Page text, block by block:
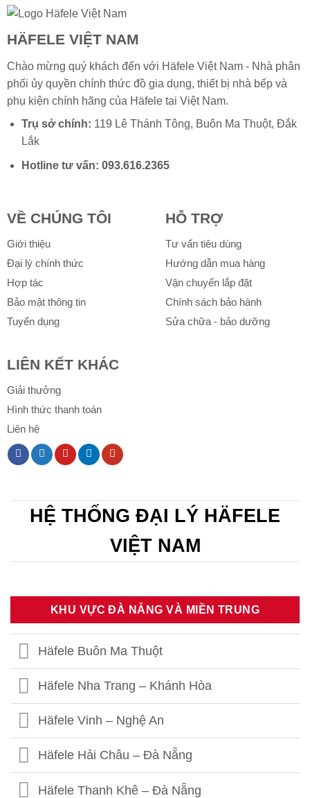
HÄFELE VIỆT NAM
Chào mừng quý khách đến với Häfele Việt Nam - Nhà phân
phối ủy quyền chính thức đồ gia dụng, thiết bị nhà bếp và
phụ kiện chính hãng của Häfeletại Việt Nam.
Trụ sở chính: 119 Lê Thánh Tông, Buôn Ma Thuột, Đắk
Lắk
Hotline tư vấn: 093.616.2365
VỀ CHÚNG TÔI
Giới thiệu
Đại lý chính thức
Hợp tác
Bảo mật thông tin
Tuyển dụng
HỖ TRỢ
Tư vấn tiêu dùng
Hướng dẫn mua hàng
Vận chuyển lắp đặt
Chính sách bảo hành
Sửa chữa - bảo dưỡng
LIÊN KẾT KHÁC
Giải thưởng
Hình thức thanh toán
Liên hệ
HỆ THỐNG ĐẠI LÝ HÄFELE
VIỆT NAM
KHU VỰC ĐÀ NẴNG VÀ MIỀN TRUNG
Häfele Buôn Ma Thuột
Häfele Nha Trang – Khánh Hòa
Häfele Vinh – Nghệ An
Häfele Hải Châu – Đà Nẵng
Häfele Thanh Khê – Đà Nẵng